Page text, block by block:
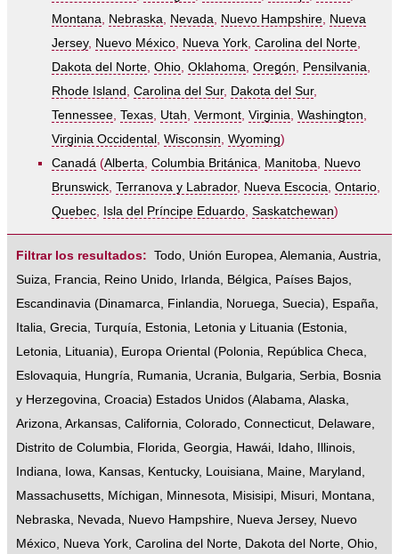
Montana, Nebraska, Nevada, Nuevo Hampshire, Nueva
Jersey, Nuevo México, Nueva York, Carolina del Norte,
Dakota del Norte, Ohio, Oklahoma, Oregón, Pensilvania,
Rhode Island , Carolina del Sur, Dakota del Sur,
Tennessee, Texas, Utah, Vermont, Virginia, Washington,
Virginia Occidental , Wisconsin, Wyoming)
Canadá (Alberta, Columbia Británica, Manitoba, Nuevo
Brunswick, Terranova y Labrador, Nueva Escocia, Ontario,
Quebec, Isla del Príncipe Eduardo, Saskatchewan)
Filtrar los resultados: Todo, Unión Europea, Alemania, Austria,
Suiza, Francia, Reino Unido, Irlanda, Bélgica, Países Bajos,
Escandinavia (Dinamarca, Finlandia, Noruega, Suecia), España,
Italia, Grecia, Turquía, Estonia, Letonia y Lituania (Estonia,
Letonia, Lituania), Europa Oriental (Polonia, República Checa,
Eslovaquia, Hungría, Rumania, Ucrania, Bulgaria, Serbia, Bosnia
y Herzegovina, Croacia) Estados Unidos (Alabama, Alaska,
Arizona, Arkansas, California, Colorado, Connecticut, Delaware,
Distrito de Columbia, Florida, Georgia, Hawái, Idaho, Illinois,
Indiana, Iowa, Kansas, Kentucky, Louisiana, Maine, Maryland ,
Massachusetts, Míchigan, Minnesota, Misisipi, Misuri, Montana,
Nebraska, Nevada, Nuevo Hampshire, Nueva Jersey, Nuevo
México, Nueva York, Carolina del Norte, Dakota del Norte, Ohio,